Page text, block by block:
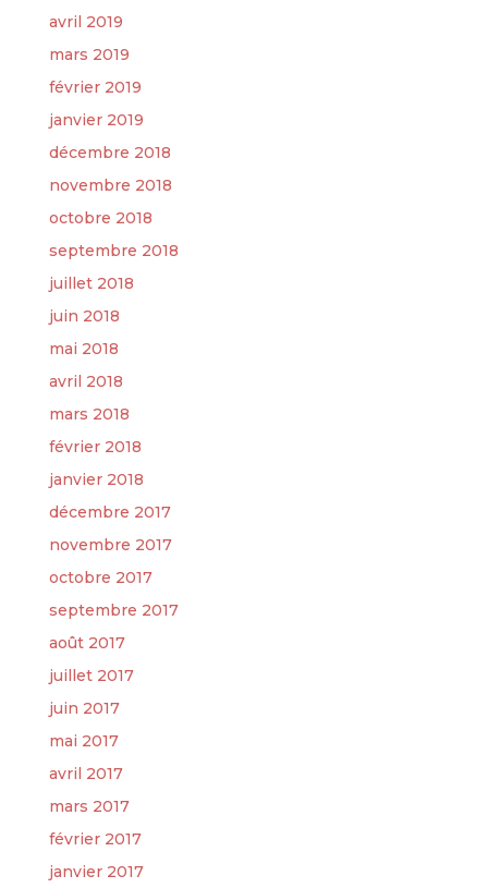
avril 2019
mars 2019
février 2019
janvier 2019
décembre 2018
novembre 2018
octobre 2018
septembre 2018
juillet 2018
juin 2018
mai 2018
avril 2018
mars 2018
février 2018
janvier 2018
décembre 2017
novembre 2017
octobre 2017
septembre 2017
août 2017
juillet 2017
juin 2017
mai 2017
avril 2017
mars 2017
février 2017
janvier 2017